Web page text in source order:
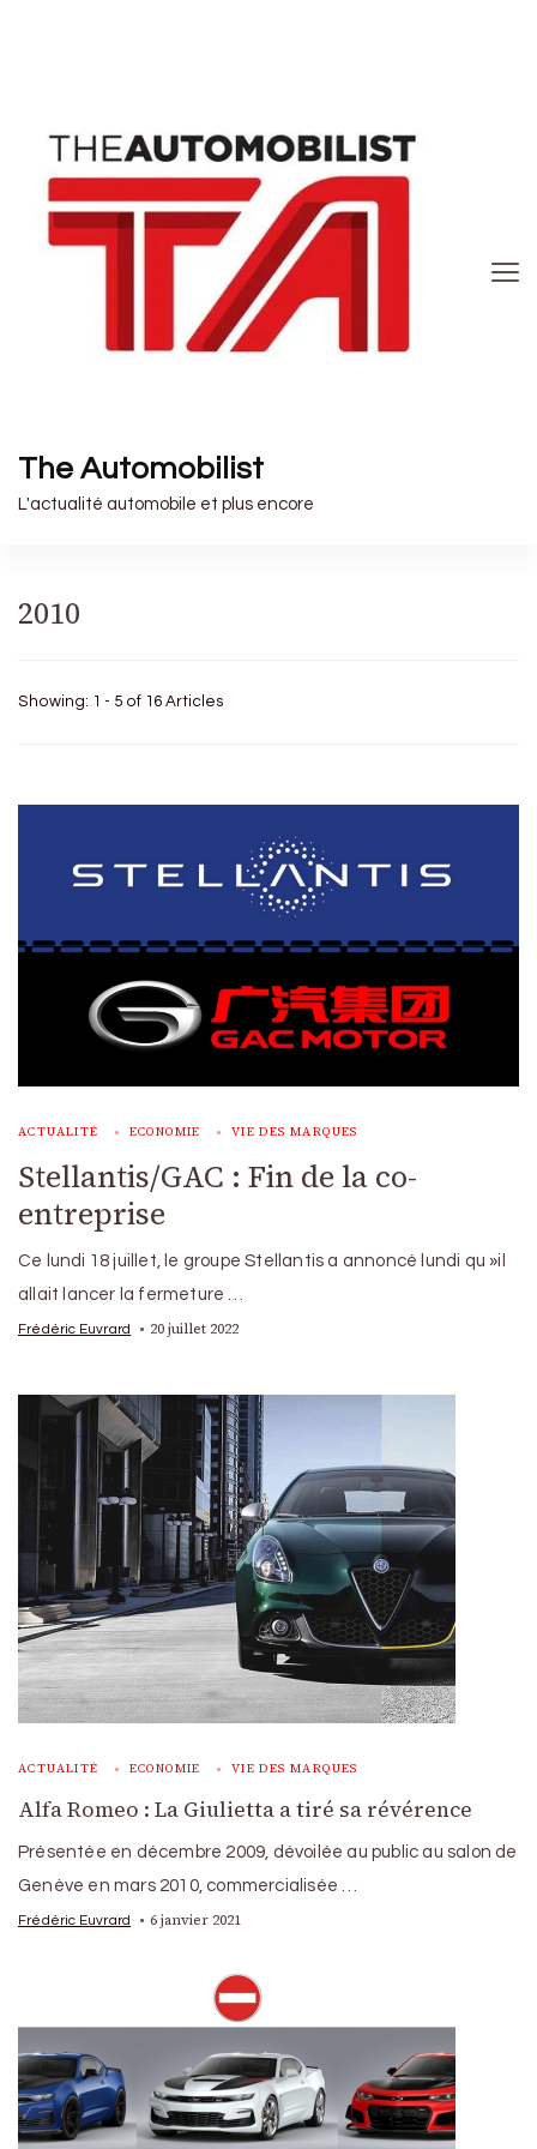
The Automobilist
L'actualité automobile et plus encore
2010
Showing: 1 - 5 of 16 Articles
ACTUALITÉ ECONOMIE VIE DES MARQUES
Stellantis/GAC : Fin de la co-
entreprise
Ce lundi 18 juillet, le groupe Stellantis a annoncé lundi qu »il
allait lancer la fermeture …
Frédéric Euvrard 20 juillet 2022
ACTUALITÉ ECONOMIE VIE DES MARQUES
Alfa Romeo : La Giulietta a tiré sa révérence
Présentée en décembre 2009, dévoilée au public au salon de
Genève en mars 2010, commercialisée …
Frédéric Euvrard 6 janvier 2021